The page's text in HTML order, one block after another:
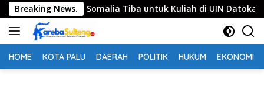
Langsung
ke
konten
Breaking News.Somalia Tiba untuk Kuliah di UIN Datokarama
HOME KOTA PALU DAERAH POLITIK HUKUM EKONOMI